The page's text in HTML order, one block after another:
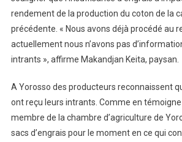
rendement de la production du coton de la
précédente. « Nous avons déjà procédé au
actuellement nous n’avons pas
intrants », affirme Makandjan Keita, paysan.
A Yorosso des producteurs reconnaissent
ont reçu leurs intrants. Comme en témoigne
membre de la chambre d’agriculture de
sacs d’engrais pour le moment en ce qui